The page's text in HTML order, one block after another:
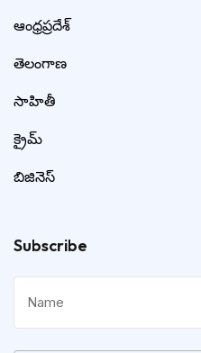
ఆంధ్రప్రదేశ్
తెలంగాణ
సాహితీ
క్రైమ్
బిజినెస్
Subscribe